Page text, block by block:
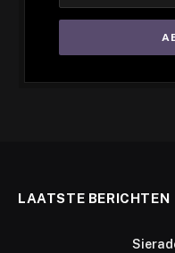
LAATSTE BERICHTEN